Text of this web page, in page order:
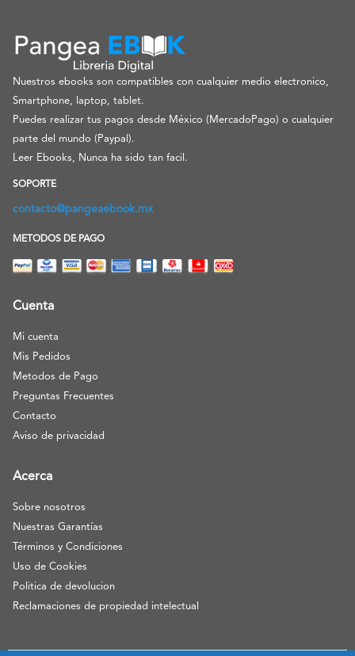
Nuestros ebooks son compatibles con cualquier medio electronico,
Smartphone, laptop, tablet.
Puedes realizar tus pagos desde México (MercadoPago) o cualquier
parte del mundo (Paypal).
Leer Ebooks, Nunca ha sido tan facil.
SOPORTE
contacto@pangeaebook.mx
METODOS DE PAGO
Cuenta
Mi cuenta
Mis Pedidos
Metodos de Pago
Preguntas Frecuentes
Contacto
Aviso de privacidad
Acerca
Sobre nosotros
Nuestras Garantías
Términos y Condiciones
Uso de Cookies
Politica de devolucion
Reclamaciones de propiedad intelectual